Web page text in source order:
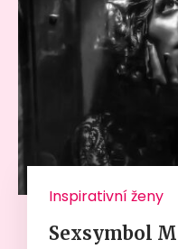
Inspirativní ženy
Sexsymbol